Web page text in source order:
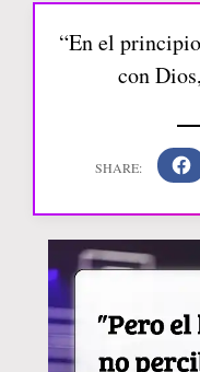
“En el
con